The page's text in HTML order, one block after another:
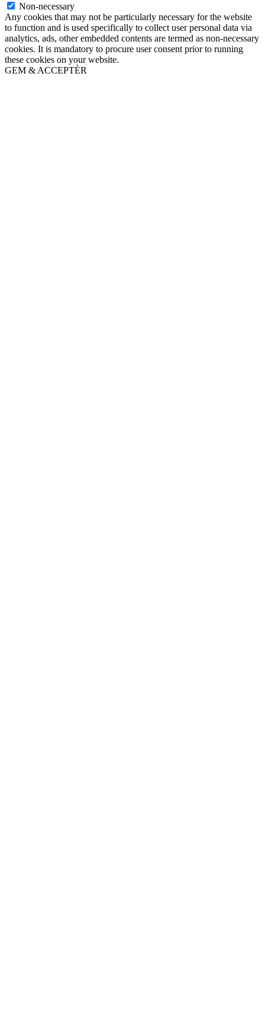
Non-necessary
Any cookies that may not be particularly necessary for the website
to function and is used specifically to collect user personal data via
analytics, ads, other embedded contents are termed as non-necessary
cookies. It is mandatory to procure user consent prior to running
these cookies on your website.
GEM & ACCEPTÈR